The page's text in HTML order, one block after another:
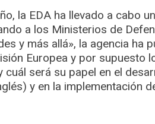
la EDA ha llevado a cabo
a los Ministerios de
y más allá», la agencia ha
Europea y por supuesto
cuál será su papel en el
y en la implementación